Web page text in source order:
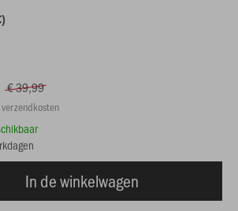
€ 39,99
In de winkelwagen